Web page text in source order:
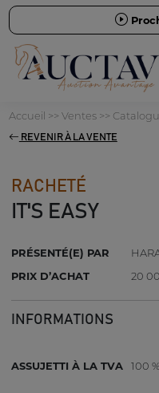
Accueil >> Ventes>>
REVENIR À LA VENTE
RACHETÉ
IT'S EASY
PRÉSENTÉ(E) PAR
PRIX D’ACHAT
20
INFORMATIONS
ASSUJETTI À LA TVA 100 %